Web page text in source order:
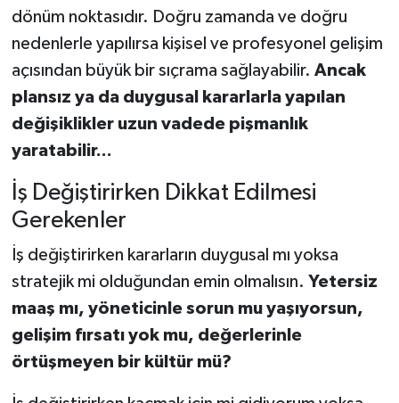
dönüm noktasıdır. Doğru zamanda ve doğru
nedenlerle yapılırsa kişisel ve profesyonel gelişim
açısından büyük bir sıçrama sağlayabilir. Ancak
plansız ya da duygusal kararlarla yapılan
değişiklikler uzun vadede pişmanlık
yaratabilir...
İş Değiştirirken Dikkat Edilmesi
Gerekenler
İş değiştirirken kararların duygusal mı yoksa
stratejik mi olduğundan emin olmalısın. Yetersiz
maaş mı, yöneticinle sorun mu yaşıyorsun,
gelişim fırsatı yok mu, değerlerinle
örtüşmeyen bir kültür mü?